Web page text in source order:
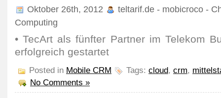
Oktober 26th, 2012
teltarif.de - mobicroco -
Computing
• TecArt als fünfter Partner im Telekom
erfolgreich gestartet
Posted in Mobile CRM Tags: cloud, crm,
No Comments »